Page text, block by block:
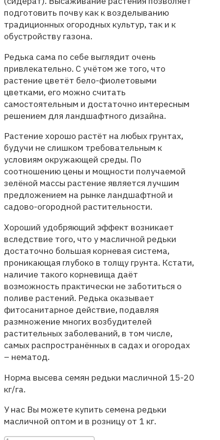
подготовить почву как к возделыванию
традиционных огородных культур, так и к
обустройству газона.
Редька сама по себе выглядит очень
привлекательно. С учётом же того, что
растение цветёт бело-фиолетовыми
цветками, его можно считать
самостоятельным и достаточно интересным
решением для ландшафтного дизайна.
Растение хорошо растёт на любых грунтах,
будучи не слишком требовательным к
условиям окружающей среды. По
соотношению цены и мощности получаемой
зелёной массы растение является лучшим
предложением на рынке ландшафтной и
садово-огородной растительности.
Хороший удобряющий эффект возникает
вследствие того, что у масличной редьки
достаточно большая корневая система,
проникающая глубоко в толщу грунта. Кстати,
наличие такого корневища даёт
возможность практически не заботиться о
поливе растений. Редька оказывает
фитосанитарное действие, подавляя
размножение многих возбудителей
растительных заболеваний, в том числе,
самых распространённых в садах и огородах
– нематод.
Норма высева семян редьки масличной 15-20
кг/га.
У нас Вы можете купить семена редьки
масличной оптом и в розницу от 1 кг.